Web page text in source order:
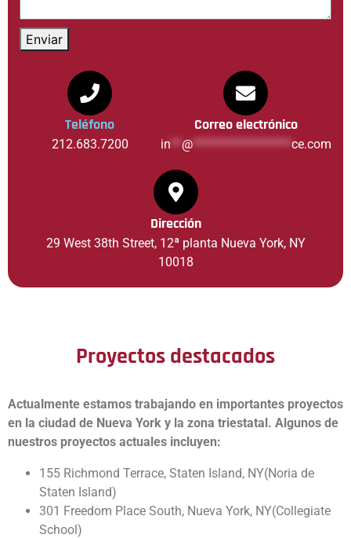
Enviar
Teléfono
212.683.7200
Correo electrónico
in ** @****************** ce.com
Dirección
29 West 38th Street, 12ª planta Nueva York, NY
10018
Proyectos destacados
Actualmente estamos trabajando en importantes proyectos
en la ciudad de Nueva York y la zona triestatal. Algunos de
nuestros proyectos actuales incluyen:
155 Richmond Terrace, Staten Island, NY(Noria de
Staten Island)
301 Freedom Place South, Nueva York, NY(Collegiate
School)